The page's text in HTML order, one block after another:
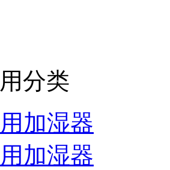
分类
加湿器
加湿器